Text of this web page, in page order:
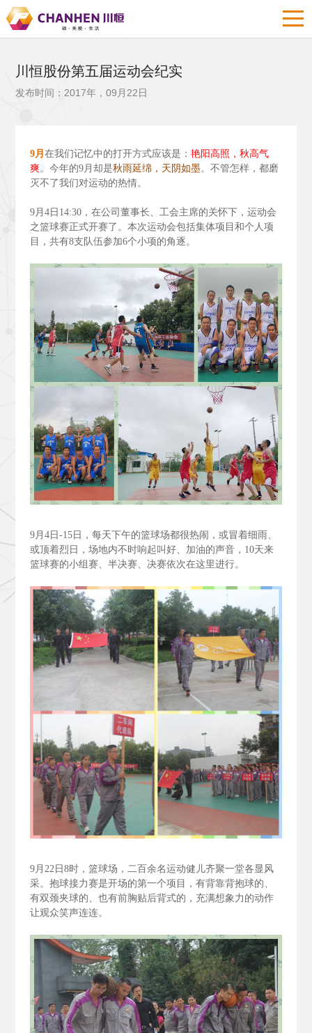
川恒股份第五届运动会纪实
发布时间：2017年，09月22日
9月 在我们记忆中的打开方式应该是： 艳阳高照，秋高气
爽。今年的9月却是秋雨延绵，天阴如墨。不管怎样，都磨
灭不了我们对运动的热情。
9月4日14:30，在公司董事长、工会主席的关怀下，运动会
之篮球赛正式开赛了。本次运动会包括集体项目和个人项
目，共有8支队伍参加6个小项的角逐。
9月4日-15日，每天下午的篮球场都很热闹，或冒着细雨、
或顶着烈日，场地内不时响起叫好、加油的声音，10天来
篮球赛的小组赛、半决赛、决赛依次在这里进行。
9月22日8时，篮球场，二百余名运动健儿齐聚一堂各显风
采。抱球接力赛是开场的第一个项目，有背靠背抱球的、
有双颈夹球的、也有前胸贴后背式的，充满想象力的动作
让观众笑声连连。